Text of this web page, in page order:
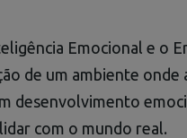
Emocional e o
de um ambiente onde
desenvolvimento
com o mundo real.